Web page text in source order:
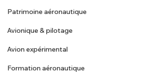
Patrimoine aéronautique
Avionique & pilotage
Avion expérimental
Formation aéronautique